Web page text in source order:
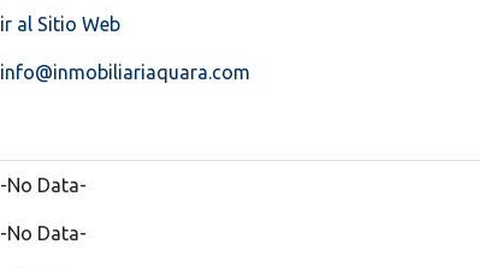
ir al Sitio Web
info@inmobiliariaquara.com
-No Data-
-No Data-